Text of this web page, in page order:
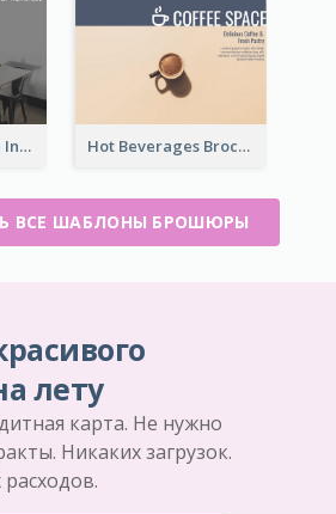
Home Decoration Informational Tri Fold Brochure Hot Beverages Brochure
ВСЕ ШАБЛОНЫ БРОШЮРЫ
лету
карта. Не нужно
Никаких загрузок.